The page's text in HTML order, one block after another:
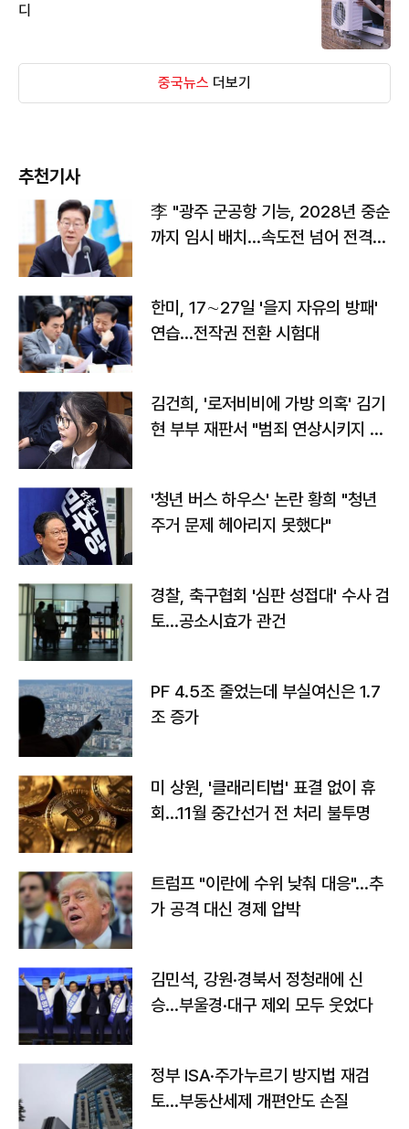
디
중국뉴스 더보기
추천기사
李 "광주 군공항 기능, 2028년 중순
까지 임시 배치…속도전 넘어 전격
한미, 17∼27일 '을지 자유의 방패'
연습…전작권 전환 시험대
김건희, '로저비비에 가방 의혹' 김기
현 부부 재판서 "범죄 연상시키지 말
'청년 버스 하우스' 논란 황희 "청년
주거 문제 헤아리지 못했다"
경찰, 축구협회 '심판 성접대' 수사 검
토…공소시효가 관건
PF 4.5조 줄었는데 부실여신은 1.7
조 증가
미 상원, '클래리티법' 표결 없이 휴
회…11월 중간선거 전 처리 불투명
트럼프 "이란에 수위 낮춰 대응"…추
가 공격 대신 경제 압박
김민석, 강원·경북서 정청래에 신
승…부울경·대구 제외 모두 웃었다
정부 ISA·주가누르기 방지법 재검
토…부동산세제 개편안도 손질